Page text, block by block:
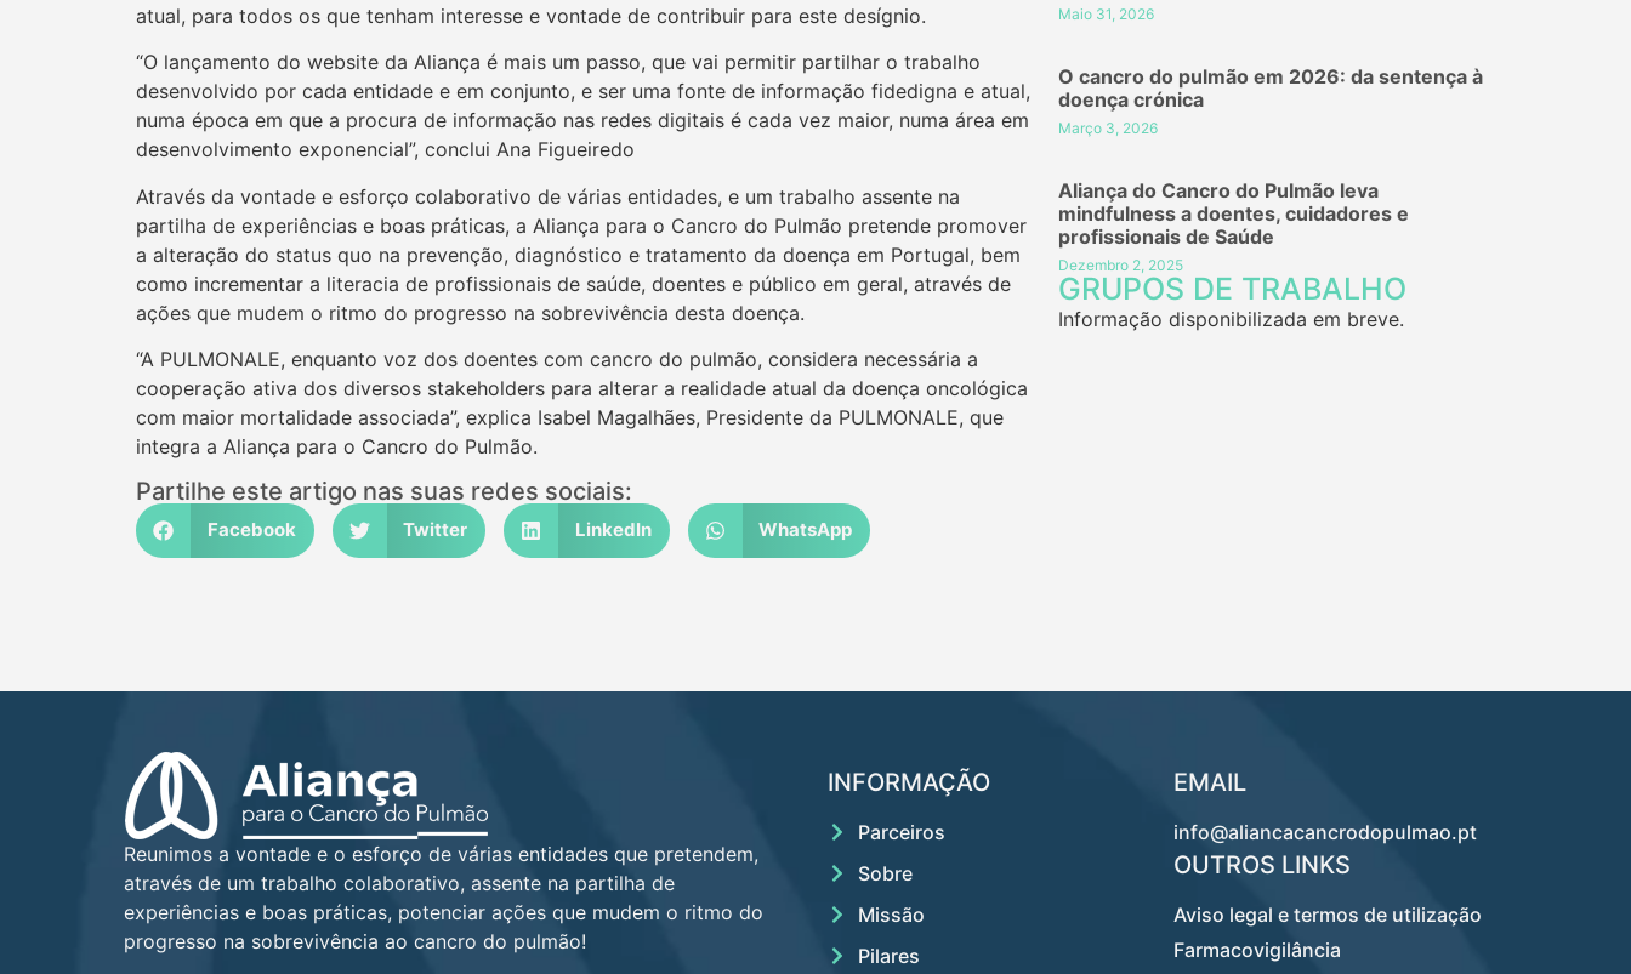
atual, para todos os que tenham interesse e vontade de contribuir para este desígnio.
“O lançamento do website da Aliança é mais um passo, que vai permitir partilhar o trabalho
desenvolvido por cada entidade e em conjunto, e ser uma fonte de informação fidedigna e atual,
numa época em que a procura de informação nas redes digitais é cada vez maior, numa área em
desenvolvimento exponencial”, conclui Ana Figueiredo
Através da vontade e esforço colaborativo de várias entidades, e um trabalho assente na
partilha de experiências e boas práticas, a Aliança para o Cancro do Pulmão pretende promover
a alteração do status quo na prevenção, diagnóstico e tratamento da doença em Portugal, bem
como incrementar a literacia de profissionais de saúde, doentes e público em geral, através de
ações que mudem o ritmo do progresso na sobrevivência desta doença.
“A PULMONALE, enquanto voz dos doentes com cancro do pulmão, considera necessária a
cooperação ativa dos diversos stakeholders para alterar a realidade atual da doença oncológica
com maior mortalidade associada”, explica Isabel Magalhães, Presidente da PULMONALE, que
integra a Aliança para o Cancro do Pulmão.
Partilhe este artigo nas suas redes sociais:
Facebook Twitter LinkedIn WhatsApp
Maio 31, 2026
O cancro do pulmão em 2026: da sentença à
doença crónica
Março 3, 2026
Aliança do Cancro do Pulmão leva
mindfulness a doentes, cuidadores e
profissionais de Saúde
Dezembro 2, 2025
GRUPOS DE TRABALHO
Informação disponibilizada em breve.
Reunimos a vontade e o esforço de várias entidades que pretendem,
através de um trabalho colaborativo, assente na partilha de
experiências e boas práticas, potenciar ações que mudem o ritmo do
progresso na sobrevivência ao cancro do pulmão!
INFORMAÇÃO
Parceiros
Sobre
Missão
Pilares
EMAIL
info@aliancacancrodopulmao.pt
OUTROS LINKS
Aviso legal e termos de utilização
Farmacovigilância